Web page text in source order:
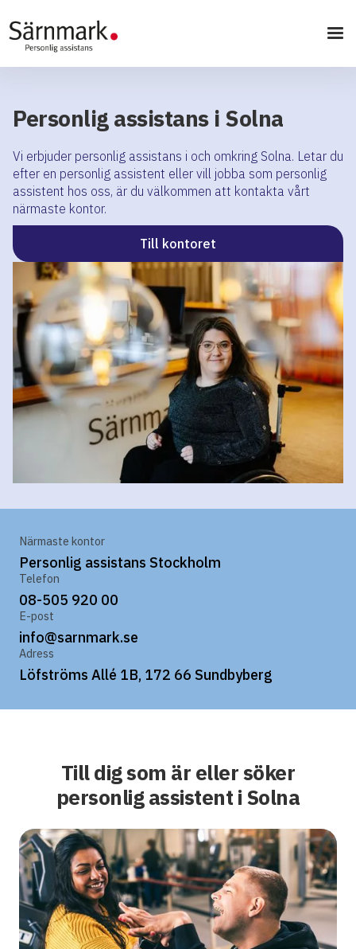
Personlig assistans i Solna
Vi erbjuder personlig assistans i och omkring Solna. Letar du
efter en personlig assistent eller vill jobba som personlig
assistent hos oss, är du välkommen att kontakta vårt
närmaste kontor.
Till kontoret
Närmaste kontor
Personlig assistans Stockholm
Telefon
08-505 920 00
E-post
info@sarnmark.se
Adress
Löfströms Allé 1B, 172 66 Sundbyberg
Till dig som är eller söker
personlig assistent i Solna